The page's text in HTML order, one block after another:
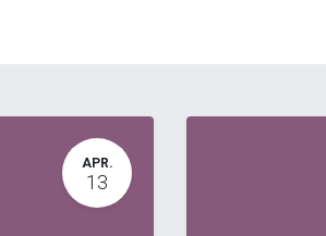
APR.
13